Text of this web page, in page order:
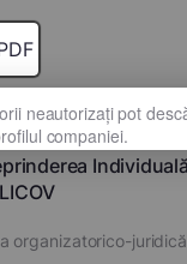
0
7
completă
Individuală
organizatorico-juridică